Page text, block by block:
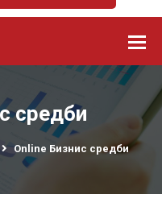
средби
Online Бизнис средби